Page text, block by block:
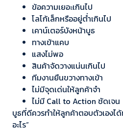
ข้อความเยอะเกินไป
โลโก้เล็กหรืออยู่ต่ำเกินไป
เคาน์เตอร์บังหน้าบูธ
ทางเข้าแคบ
แสงไม่พอ
สินค้าจัดวางแน่นเกินไป
ทีมงานยืนขวางทางเข้า
ไม่มีจุดเด่นให้ลูกค้าจำ
ไม่มี Call to Action ชัดเจน
บูธที่ดีควรทำให้ลูกค้าตอบตัวเองได้
อะไร”